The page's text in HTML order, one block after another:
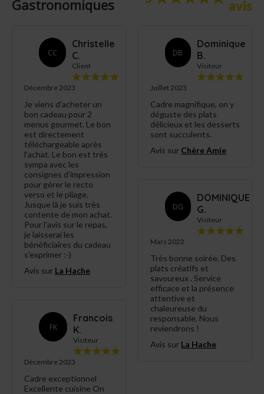
Gastronomiques
avis
CC
Christelle
C.
Client
Décembre 2023
Je viens d'acheter un
bon cadeau pour 2
menus gourmet. Le bon
est directement
téléchargeable après
l'achat. Le bon est très
sympa avec les
consignes d'impression
pour gérer le recto
verso et le pliage.
Jusque là je suis très
contente de mon achat.
Pour l'avis sur le repas,
je laisserai les
bénéficiaires du cadeau
s'exprimer :-)
Avis sur La Hache
FK
Francois
K.
Visiteur
Décembre 2023
Cadre exceptionnel
Excellente cuisine On
DB
Dominique
B.
Visiteur
Juillet 2023
Cadre magnifique, on y
déguste des plats
délicieux et les desserts
sont succulents.
Avis sur Chère Amie
DG
DOMINIQUE
G.
Visiteur
Mars 2022
Très bonne soirée. Des
plats créatifs et
savoureux . Service
efficace et la présence
attentive et
chaleureuse du
responsable. Nous
reviendrons !
Avis sur La Hache